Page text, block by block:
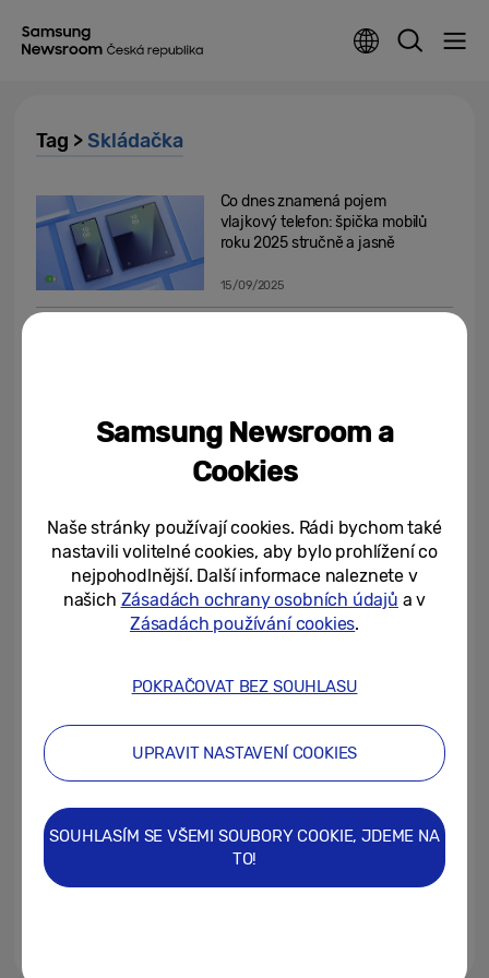
Tag > Skládačka
Co dnes znamená pojem
vlajkový telefon: špička mobilů
roku 2025 stručně a jasně
15/09/2025
Šest let smysluplných inovací a
technologické vyspělosti.
25/06/2025
[Pozvánka] Galaxy Unpacked v
červenci 2025: blíží se ultra
skládačky!
Tenký, lehký, odolný: nová éra
řady Galaxy Z
Samsung Newsroom a
Cookies
Naše stránky používají cookies. Rádi bychom také
nastavili volitelné cookies, aby bylo prohlížení co
nejpohodlnější. Další informace naleznete v
našich Zásadách ochrany osobních údajů a v
Zásadách používání cookies.
POKRAČOVAT BEZ SOUHLASU
UPRAVIT NASTAVENÍ COOKIES
SOUHLASÍM SE VŠEMI SOUBORY COOKIE, JDEME NA
TO!